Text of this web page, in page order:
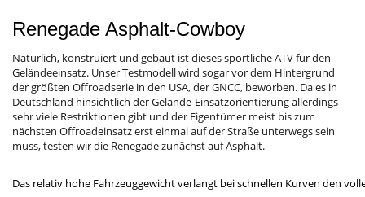
Renegade Asphalt-Cowboy
Natürlich, konstruiert und gebaut ist dieses sportliche ATV für den
Geländeeinsatz. Unser Testmodell wird sogar vor dem Hintergrund
der größten Offroadserie in den USA, der GNCC, beworben. Da es in
Deutschland hinsichtlich der Gelände-Einsatzorientierung allerdings
sehr viele Restriktionen gibt und der Eigentümer meist bis zum
nächsten Offroadeinsatz erst einmal auf der Straße unterwegs sein
muss, testen wir die Renegade zunächst auf Asphalt.
Das relativ hohe Fahrzeuggewicht verlangt bei schnellen Kurven den